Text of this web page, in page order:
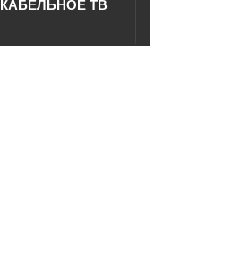
КАБЕЛЬНОЕ ТВ